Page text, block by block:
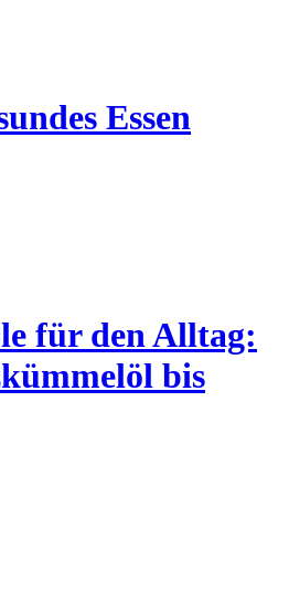
Essen
für den Alltag:
bis